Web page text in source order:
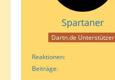
Spartaner
Dartn.de Unterstützer
Reaktionen
Beiträge